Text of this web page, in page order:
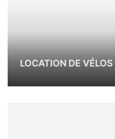
LOCATION DE